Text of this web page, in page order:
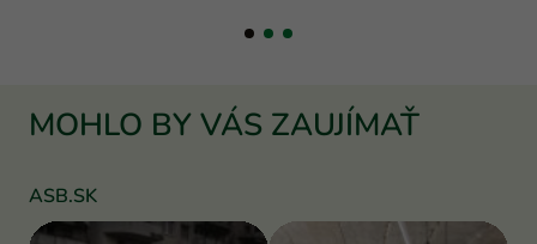
MOHLO BY VÁS ZAUJÍMAŤ
ASB.SK